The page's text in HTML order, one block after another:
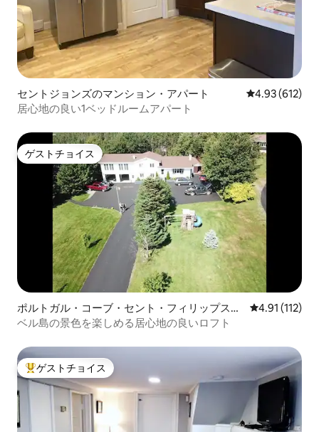
セントジョンズのマンション・アパート レビュー612
4.93 (612)
居心地の良い1ベッドルームアパート
ゲストチョイス
ゲストチョイス
ポルトガル・コーブ・セント・フィリップスの
マンション・アパート
レビュー112
4.91 (112)
ベル島の景色を楽しめる居心地の良いロフト
大好評のゲストチョイスです。
ゲストチョイス